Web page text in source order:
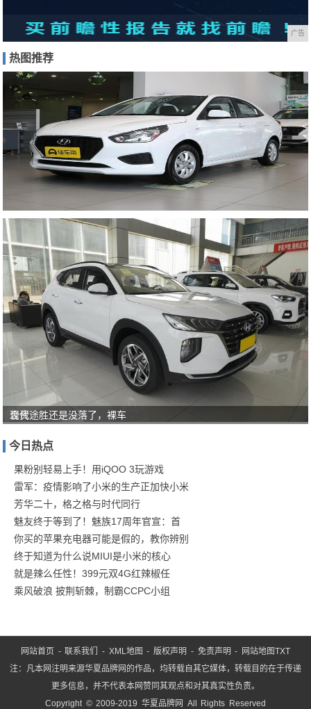
广告
热图推荐
合资
4.99
万
起，
油
现代途胜还是没落了，裸车
今日热点
果粉别轻易上手！用iQOO 3玩游戏
雷军：疫情影响了小米的生产正加快小米
芳华二十，格之格与时代同行
魅友终于等到了！魅族17周年官宣：首
你买的苹果充电器可能是假的，教你辨别
终于知道为什么说MIUI是小米的核心
就是辣么任性！399元双4G红辣椒任
乘风破浪 披荆斩棘，制霸CCPC小组
网站首页 -联系我们 - XML地图 -版权声明 - 免责声明 - 网站地图TXT
注：凡本网注明来源华夏品牌网的作品，均转载自其它媒体，转载目的在于传递
更多信息，并不代表本网赞同其观点和对其真实性负责。
Copyright © 2009-2019 华夏品牌网 All Rights Reserved